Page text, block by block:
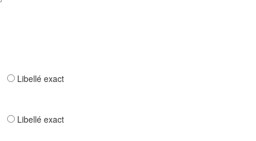
Libellé exact
Libellé exact